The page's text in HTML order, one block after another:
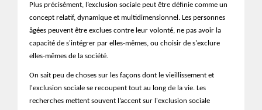
Plus précisément, l’exclusion sociale peut être définie comme un
concept relatif, dynamique et multidimensionnel. Les personnes
âgées peuvent être exclues contre leur volonté, ne pas avoir la
capacité de s'intégrer par elles-mêmes, ou choisir de s'exclure
elles-mêmes de la société.
On sait peu de choses sur les façons dont le vieillissement et
l'exclusion sociale se recoupent tout au long de la vie. Les
recherches mettent souvent l’accent sur l'exclusion sociale